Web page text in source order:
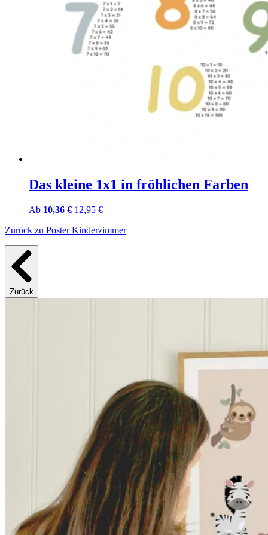
Das kleine 1x1 in fröhlichen Farben
Ab 10,36 € 12,95 €
Zurück zu Poster Kinderzimmer
Zurück